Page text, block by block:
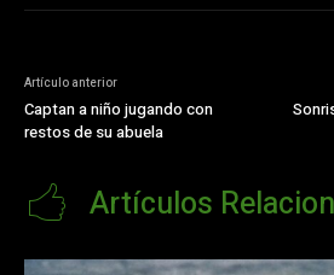
Artículo anterior
Captan a niño jugando con
restos de su abuela
Artículos